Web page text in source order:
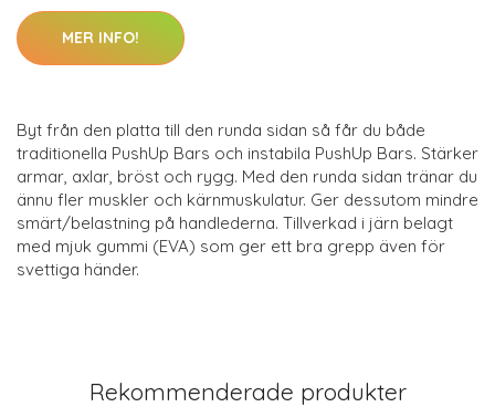
MER INFO!
Byt från den platta till den runda sidan så får du både
traditionella PushUp Bars och instabila PushUp Bars. Stärker
armar, axlar, bröst och rygg. Med den runda sidan tränar du
ännu fler muskler och kärnmuskulatur. Ger dessutom mindre
smärt/belastning på handlederna. Tillverkad i järn belagt
med mjuk gummi (EVA) som ger ett bra grepp även för
svettiga händer.
Rekommenderade produkter